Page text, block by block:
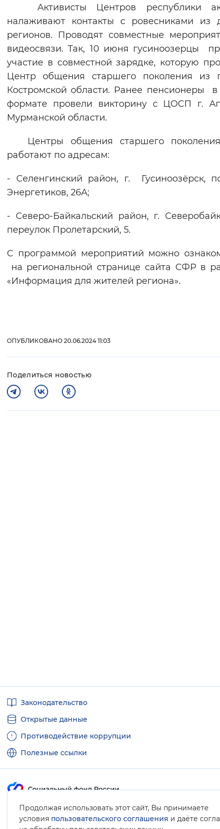
Активисты Центров республики
налаживают контакты с ровесниками из
регионов. Проводят совместные
видеосвязи. Так, 10 июня гусиноозерцы
участие в совместной зарядке, которую
Центр общения старшего поколения из
Костромской области. Ранее пенсионеры в
формате провели викторину с ЦОСП г.
Мурманской области.
Центры общения старшего
работают по адресам:
- Селенгинский район, г. Гусиноозёрск,
Энергетиков, 26А;
- Северо-Байкальский район, г.
переулок Пролетарский, 5.
С программой мероприятий можно
на региональной странице сайта СФР в
«Информация для жителей региона».
ОПУБЛИКОВАНО 20.06.2024 11:03
Поделиться новостью
Продолжая использовать этот сайт, Вы принимаете
условия пользовательского соглашения и даёте
ссылкиЗаконодательство
Открытые данные
Противодействие коррупции
Полезные ссылки
Карта сайта